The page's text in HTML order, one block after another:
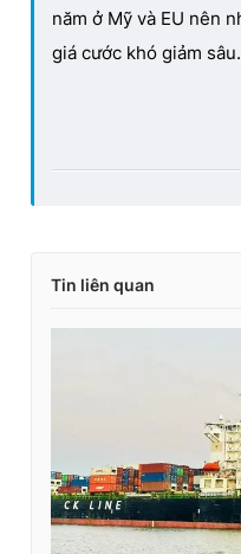
năm ở Mỹ và EU nên
giá cước khó giảm sâu.
Tin liên quan